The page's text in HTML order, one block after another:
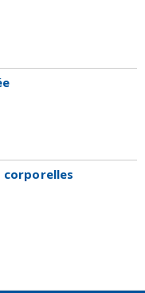
corporelles